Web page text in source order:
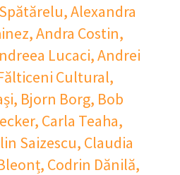
,Alexandra
,Andra Costin,
Lucaci,Andrei
Cultural,
, Bjorn Borg, Bob
, Carla Teaha,
Saizescu, Claudia
, Codrin Dănilă,